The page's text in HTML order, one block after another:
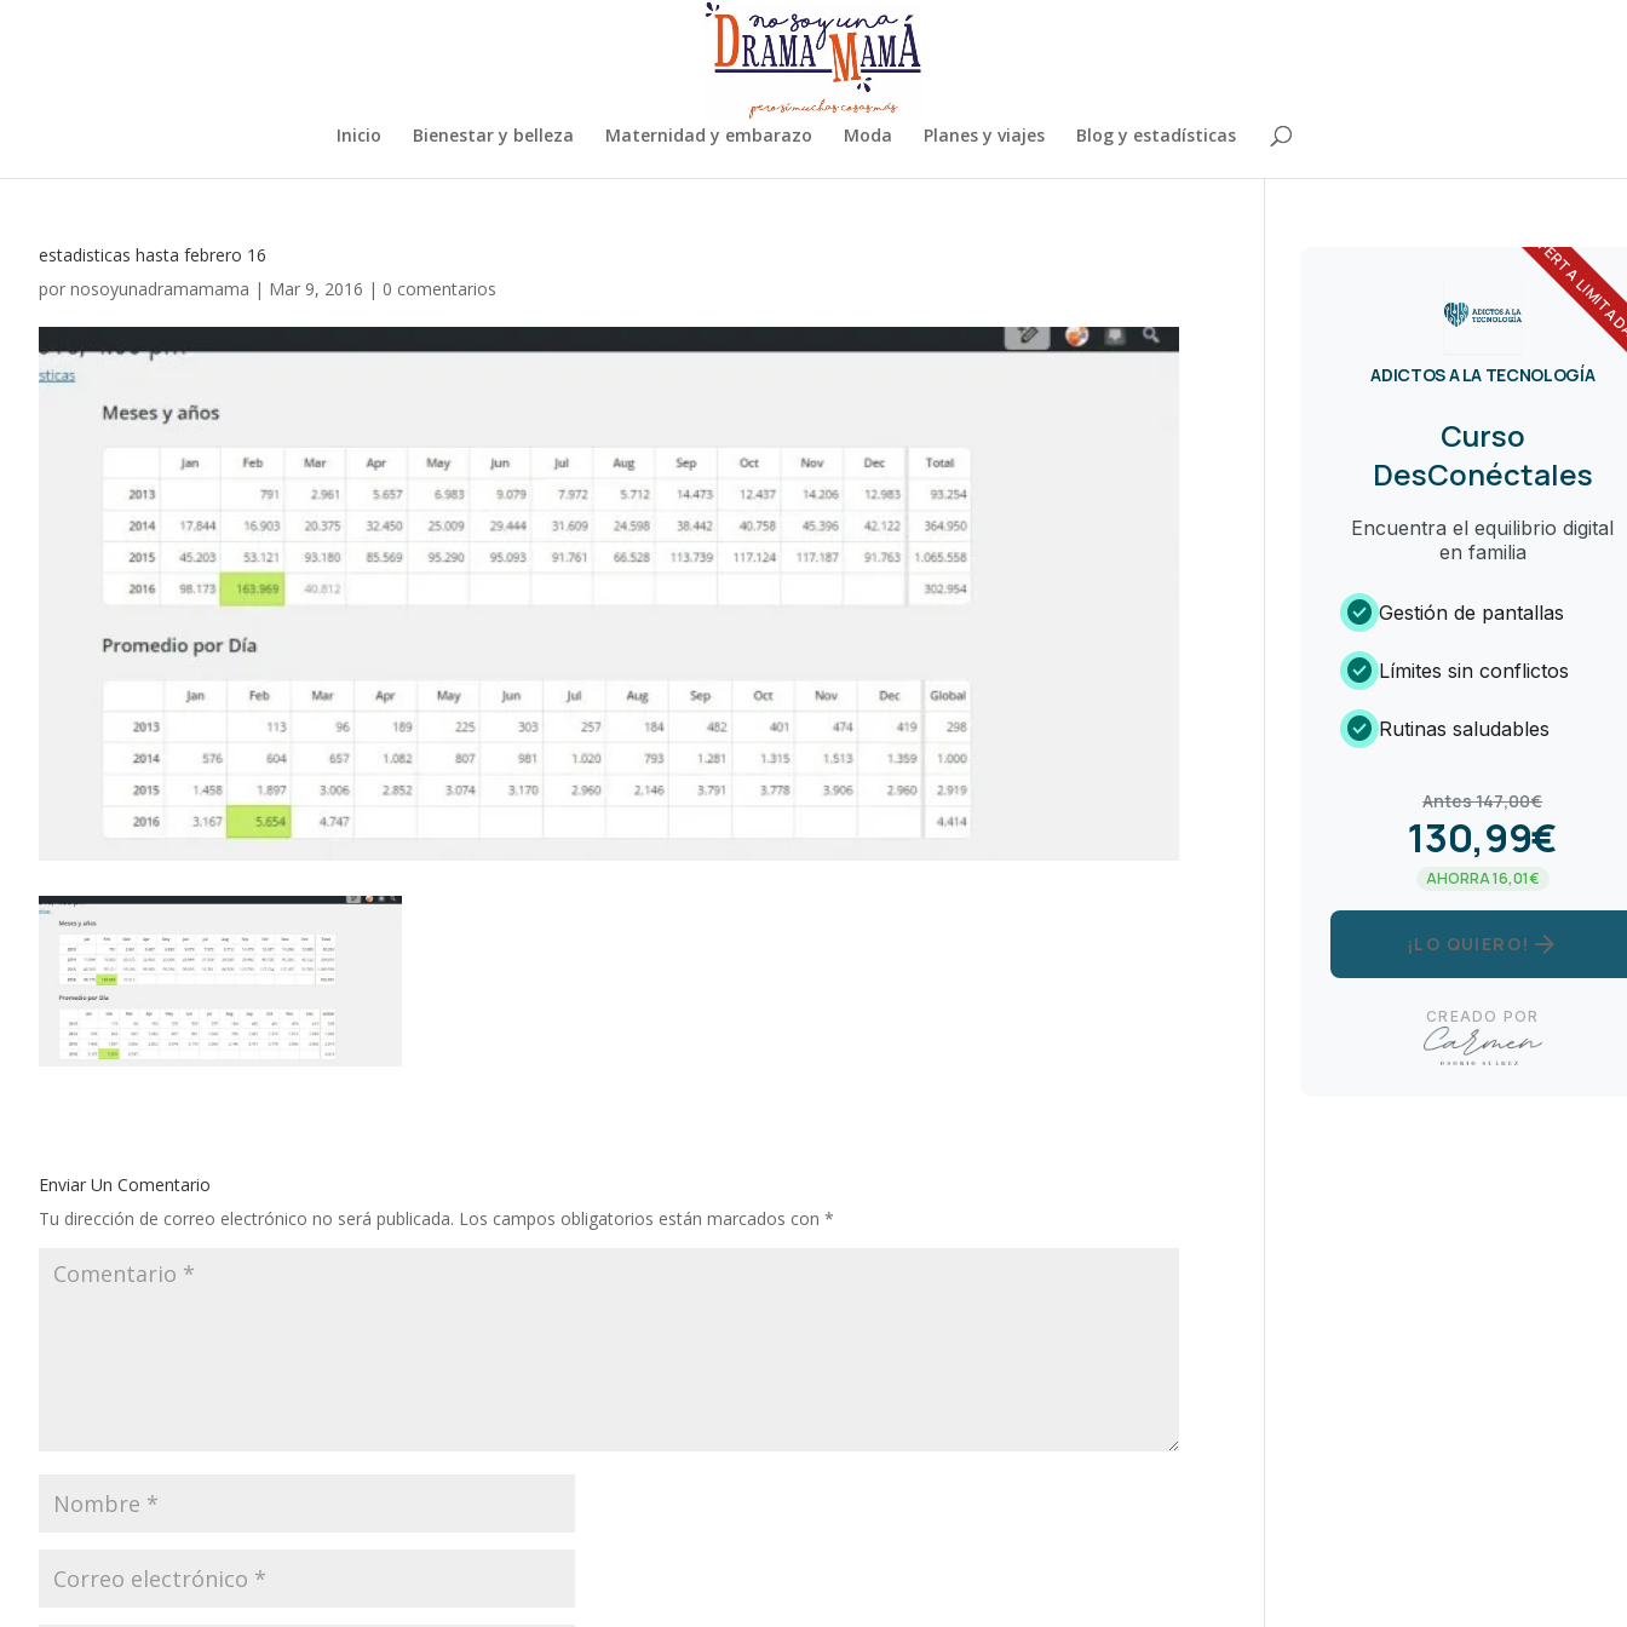
Inicio Bienestar y belleza Maternidad y embarazo Moda Planes y viajes Blog y estadísticas
estadisticas hasta febrero 16
por nosoyunadramamama | Mar 9, 2016 | 0 comentarios
Enviar Un Comentario
Tu dirección de correo electrónico no será publicada. Los campos obligatorios están marcados con *
OFERTA
ADICTOS A LA TECNOLOGÍA
Curso
DesConéctales
Encuentra el equilibrio digital
en familia
check_circle Gestión de pantallas
check_circle Límites sin conflictos
check_circle Rutinas saludables
Antes 147,00€
130,99€
AHORRA 16,01€
¡LO QUIERO! arrow_forward
CREADO POR